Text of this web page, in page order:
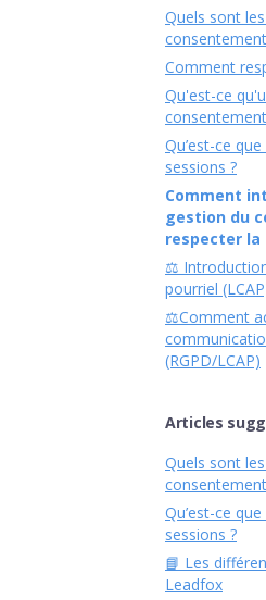
Quels sont
Comment
Qu'est-ce
Qu’est-ce
sessions ?
Comment
gestion du
respecter la
⚖️
pourriel
⚖️Comment
(RGPD/LCAP)
Articles
Quels sont
Qu’est-ce
sessions ?
📘 Les
Leadfox